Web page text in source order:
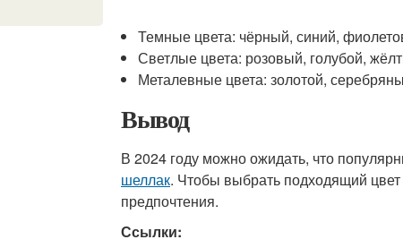
Темные цвета: чёрный, синий,
Светлые цвета: розовый, голубой,
Металевные цвета: золотой,
Вывод
В 2024 году можно ожидать, что
шеллак. Чтобы выбрать подходящий
предпочтения.
Ссылки: